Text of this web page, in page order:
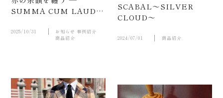
SUMMA CUM LAUDE
2025/10/31 お知らせ 事例紹介
商品紹介
SCABAL～SILVER
CLOUD～
2024/07/01 商品紹介